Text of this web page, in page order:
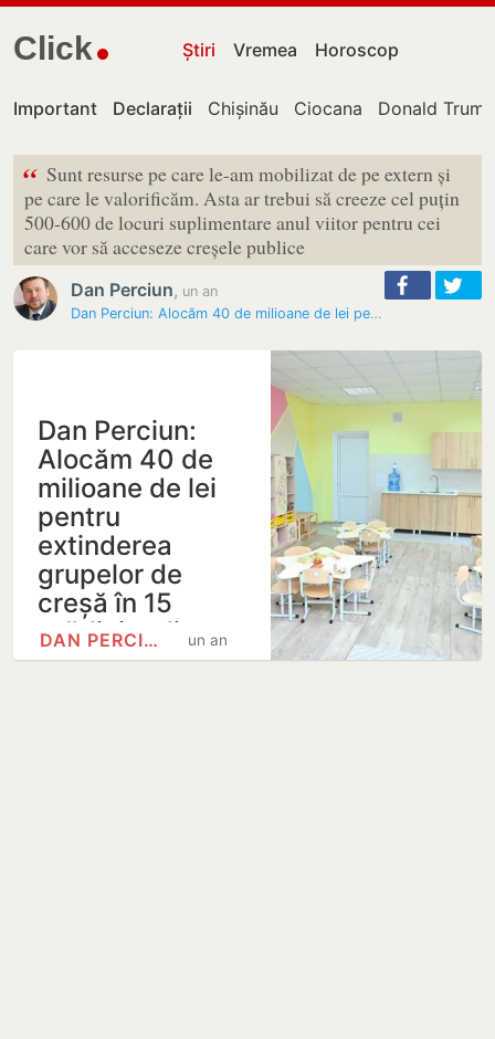
Click Știri Vremea Horoscop
Important Declarații Chișinău Ciocana Donald Trump
“ Sunt resurse pe care le-am mobilizat de pe extern și
pe care le valorificăm. Asta ar trebui să creeze cel puțin
500-600 de locuri suplimentare anul viitor pentru cei
care vor să acceseze creșele publice
Dan Perciun, un an
Dan Perciun: Alocăm 40 de milioane de lei pentru extinderea grupelor…
Dan Perciun:
Alocăm 40 de
milioane de lei
pentru
extinderea
grupelor de
creșă în 15
grădinițe din…
un an
DAN PERCIUN